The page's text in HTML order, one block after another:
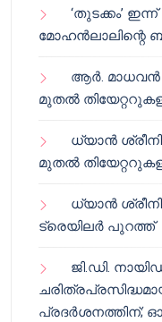
‘തുടക്കം’
മോഹൻലാലിന്റെ
ആർ. മാധവൻ
മുതൽ
ധ്യാൻ
മുതൽ
ധ്യാൻ
ട്രെയിലർ പുറത്ത്
ജി.ഡി.
പ്രദർശനത്തിന്;